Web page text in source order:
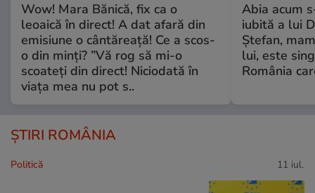
Wow! Mara Bănică, fix ca o
leoaică în direct! A dat afară din
emisiune o cântăreață! Ce a scos-
o din minți? ”Vă rog să mi-o
scoateți din direct! Niciodată în
viața mea nu pot s..
Abia acum
iubită a lui
Ștefan,
lui, este
România
ȘTIRI ROMÂNIA
Politică 11 iul.